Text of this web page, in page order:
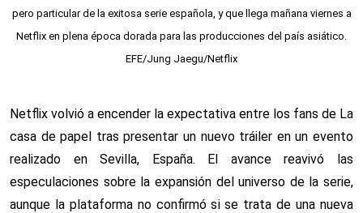
pero particular de la exitosa serie española, y que llega mañana viernes a
Netflix en plena época dorada para las producciones del país asiático.
EFE/Jung Jaegu/Netflix
Netflix volvió a encender la expectativa entre los fans de La
casa de papel tras presentar un nuevo tráiler en un evento
realizado en Sevilla, España. El avance reavivó las
especulaciones sobre la expansión del universo de la serie,
aunque la plataforma no confirmó si se trata de una nueva